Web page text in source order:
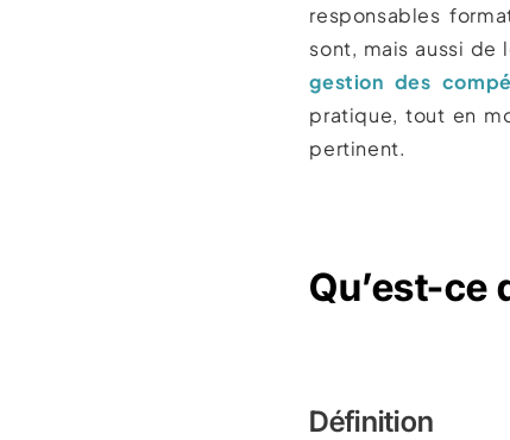
responsables
sont, mais aussi de
gestion des
pratique, tout en
pertinent.
Qu’est-ce
Définition